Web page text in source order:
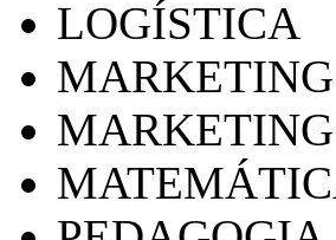
LOGÍSTICA
MARKETING